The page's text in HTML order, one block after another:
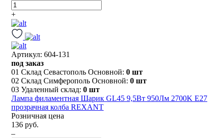
+
Артикул: 604-131
под заказ
01 Склад Севастополь Основной: 0 шт
02 Склад Симферополь Основной: 0 шт
03 Удаленный склад: 0 шт
Лампа филаментная Шарик GL45 9,5Вт 950Лм 2700K E27
прозрачная колба REXANT
Розничная цена
136 руб.
–